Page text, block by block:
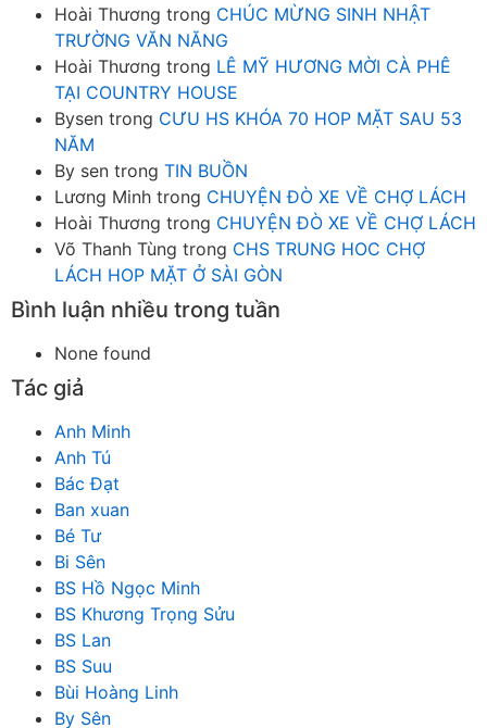
Hoài Thương trong CHÚC MỪNG SINH NHẬT
TRƯỜNG VĂN NĂNG
Hoài Thương trong LÊ MỸ HƯƠNG MỜI CÀ PHÊ
TẠI COUNTRY HOUSE
Bysen trong CƯU HS KHÓA 70 HOP MẶT SAU 53
NĂM
By sen trong TIN BUỒN
Lương Minh trong CHUYỆN ĐÒ XE VỀ CHỢ LÁCH
Hoài Thương trong CHUYỆN ĐÒ XE VỀ CHỢ LÁCH
Võ Thanh Tùng trong CHS TRUNG HOC CHỢ
LÁCH HOP MẶT Ở SÀI GÒN
Bình luận nhiều trong tuần
None found
Tác giả
Anh Minh
Anh Tú
Bác Đạt
Ban xuan
Bé Tư
Bi Sên
BS Hồ Ngọc Minh
BS Khương Trọng Sửu
BS Lan
BS Suu
Bùi Hoàng Linh
By Sên